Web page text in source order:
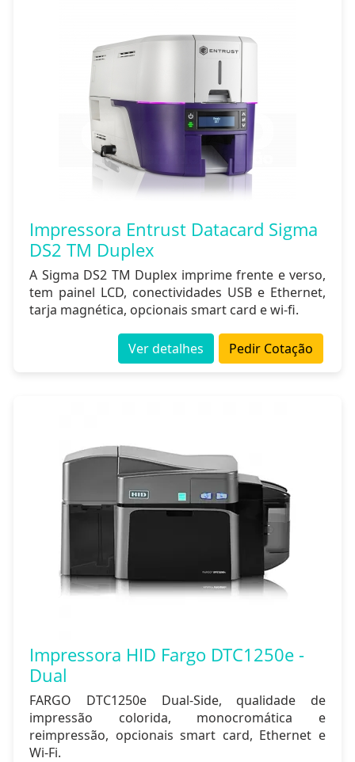
Impressora Entrust Datacard Sigma
DS2 TM Duplex
A Sigma DS2 TM Duplex imprime frente e verso,
tem painel LCD, conectividades USB e Ethernet,
tarja magnética, opcionais smart card e wi-fi.
Pedir Cotação
Ver detalhes
Impressora HID Fargo DTC1250e -
Dual
FARGO DTC1250e Dual-Side, qualidade de
impressão colorida, monocromática e
reimpressão, opcionais smart card, Ethernet e
Wi-Fi.